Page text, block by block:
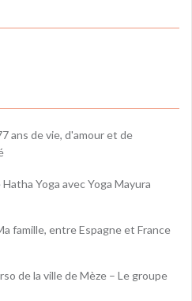
ans de vie, d'amour et de
Yoga avec Yoga Mayura
famille, entre Espagne et France
de la ville de Mèze – Le groupe